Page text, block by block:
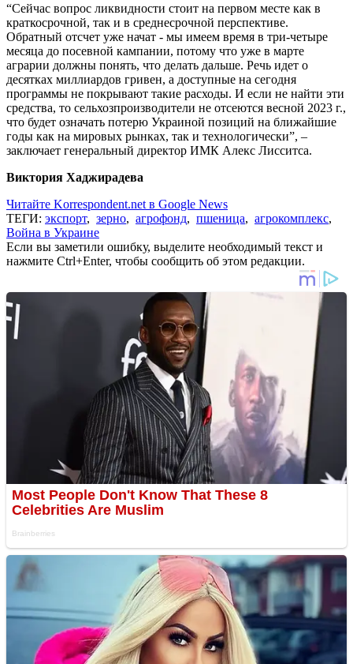
“Сейчас вопрос ликвидности стоит на первом месте как в
краткосрочной, так и в среднесрочной перспективе.
Обратный отсчет уже начат - мы имеем время в три-четыре
месяца до посевной кампании, потому что уже в марте
аграрии должны понять, что делать дальше. Речь идет о
десятках миллиардов гривен, а доступные на сегодня
программы не покрывают такие расходы. И если не найти эти
средства, то сельхозпроизводители не отсеются весной 2023 г.,
что будет означать потерю Украиной позиций на ближайшие
годы как на мировых рынках, так и технологически”, –
заключает генеральный директор ИМК Алекс Лисситса.
Виктория Хаджирадева
Читайте Korrespondent.net в Google News
ТЕГИ: экспорт, зерно, агрофонд, пшеница, агрокомплекс,
Война в Украине
Если вы заметили ошибку, выделите необходимый текст и
нажмите Ctrl+Enter, чтобы сообщить об этом редакции.